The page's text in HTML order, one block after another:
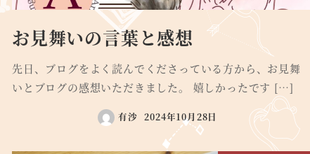
お見舞いの言葉と感想
先日、ブログをよく読んでくださっている方から、お見舞
いとブログの感想いただきました。 嬉しかったです […]
有沙 2024年10月28日